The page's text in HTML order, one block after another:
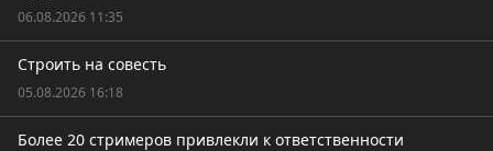
06.08.2026 11:35
Строить на совесть
05.08.2026 16:18
Более 20 стримеров привлекли к ответственности